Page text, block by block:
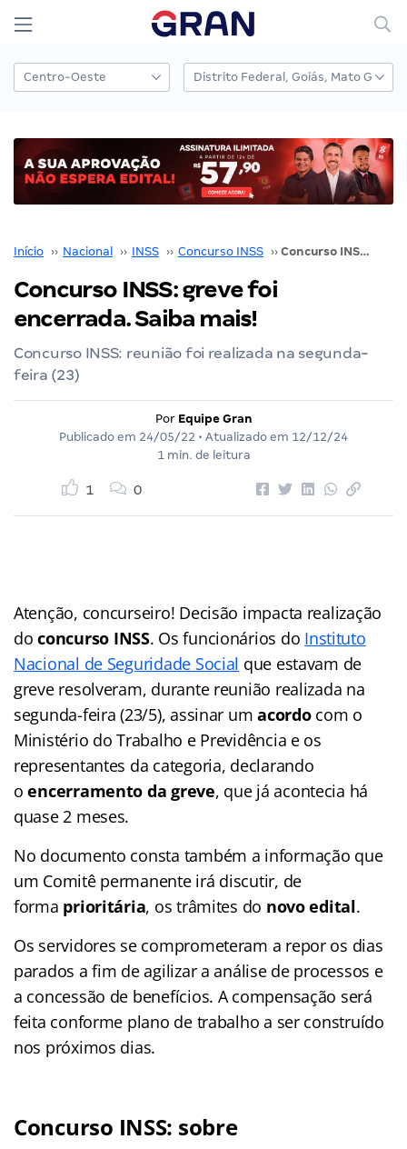
Início ›› Nacional ›› INSS ›› Concurso INSS ›› Concurso INSS: greve foi encerrada. Saiba mais!
Concurso INSS: greve foi
encerrada. Saiba mais!
Concurso INSS: reunião foi realizada na segunda-
feira (23)
Por Equipe Gran
Publicado em 24/05/22 • Atualizado em 12/12/24
1 min. de leitura
1 0
Atenção, concurseiro! Decisão impacta realização
doconcurso INSS. Os funcionários do Instituto
Nacional de Seguridade Social que estavam de
greve resolveram, durante reunião realizada na
segunda-feira (23/5), assinar umacordocom o
Ministério do Trabalho e Previdência e os
representantes da categoria, declarando
o encerramento da greve, que já acontecia há
quase 2 meses.
No documento consta também a informação que
um Comitê permanente irá discutir, de
forma prioritária, os trâmites do novo edital.
Os servidores se comprometeram a repor os dias
parados a fim de agilizar a análise de processos e
a concessão de benefícios. A compensação será
feita conforme plano de trabalho a ser construído
nos próximos dias.
Concurso INSS: sobre